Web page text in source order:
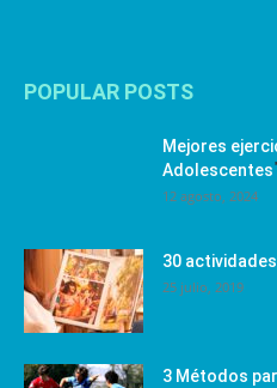
POPULAR POSTS
Mejores
Adolescentes
12 agosto, 2024
30
25 julio, 2019
3 Métodos